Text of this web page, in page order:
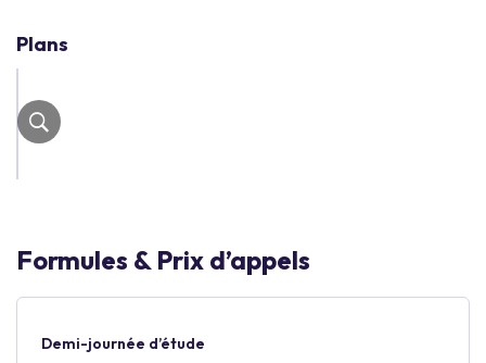
Plans
Formules & Prix d’appels
Demi-journée d’étude